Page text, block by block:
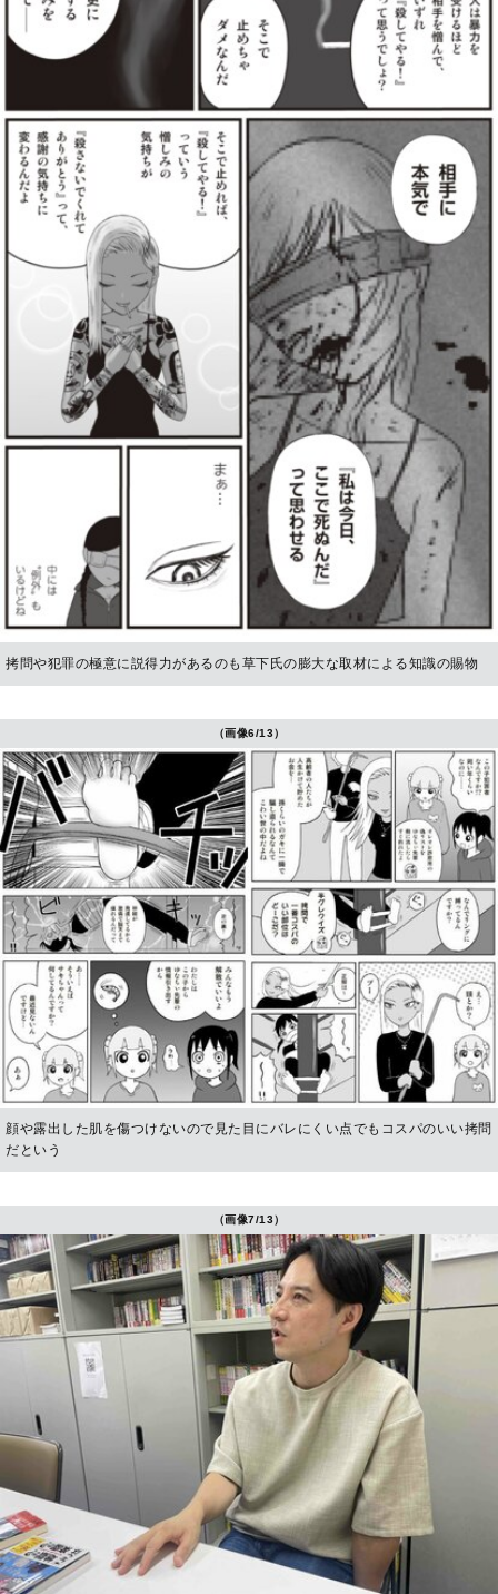
拷問や犯罪の極意に説得力があるのも草下氏の膨大な取材による知識の賜物
（画像6/13）
顔や露出した肌を傷つけないので見た目にバレにくい点でもコスパのいい拷問
だという
（画像7/13）